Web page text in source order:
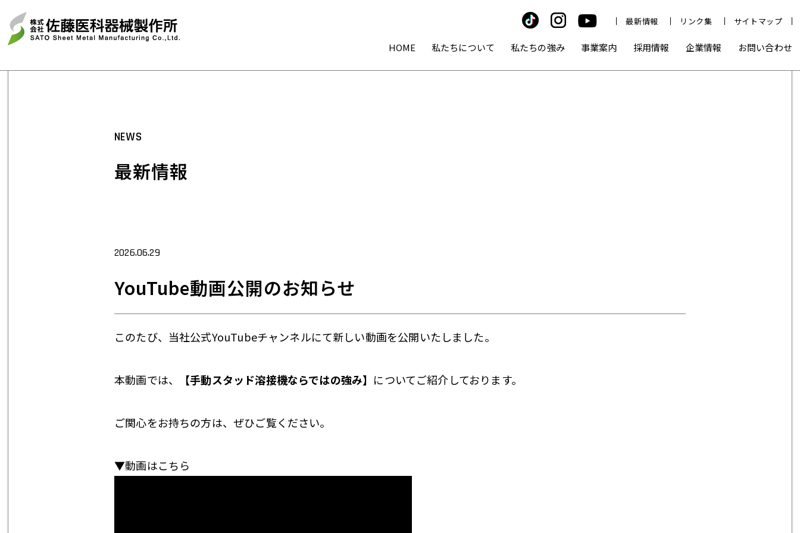
最新情報 リンク集 サイトマップ
HOME 私たちについて 私たちの強み 事業案内 採用情報 企業情報 お問い合わせ
NEWS
最新情報
2026.06.29
YouTube動画公開のお知らせ
このたび、当社公式YouTubeチャンネルにて新しい動画を公開いたしました。
本動画では、 【手動スタッド溶接機ならではの強み】 についてご紹介しております。
ご関心をお持ちの方は、ぜひご覧ください。
▼動画はこちら